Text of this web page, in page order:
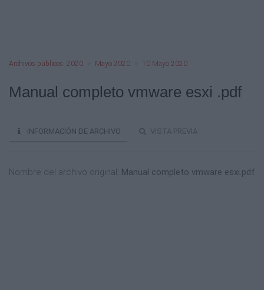
Archivos públicos: 2020 Mayo 2020 10 Mayo 2020
Manual completo vmware esxi .pdf
INFORMACIÓN DE ARCHIVO VISTA PREVIA
Nombre del archivo original: Manual completo vmware esxi.pdf